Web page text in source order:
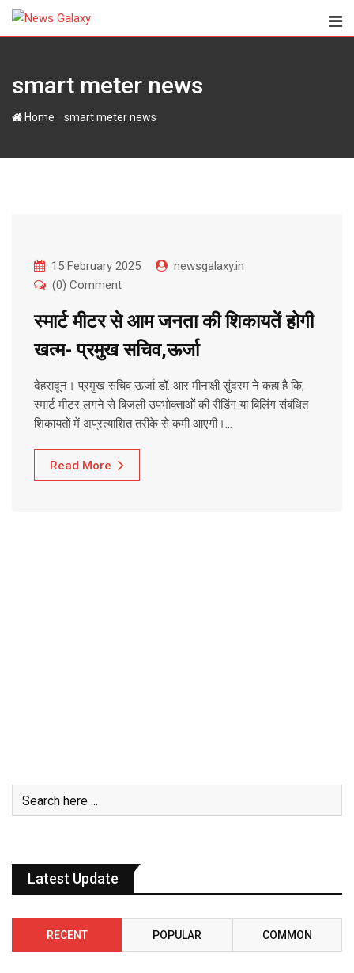
Skip
smart meter news
Home smart meter news
15 February 2025
newsgalaxy.in
(0) Comment
स्मार्ट मीटर से आम जनता की शिकायतें होगी
खत्म- प्रमुख सचिव,ऊर्जा
देहरादून। प्रमुख सचिव ऊर्जा डॉ. आर मीनाक्षी सुंदरम ने कहा है कि,
स्मार्ट मीटर लगने से बिजली उपभोक्ताओं की रीडिंग या बिलिंग संबंधित
शिकायतों में अप्रत्याशित तरीके से कमी आएगी।…
Read More
Latest Update
RECENT POPULAR COMMON